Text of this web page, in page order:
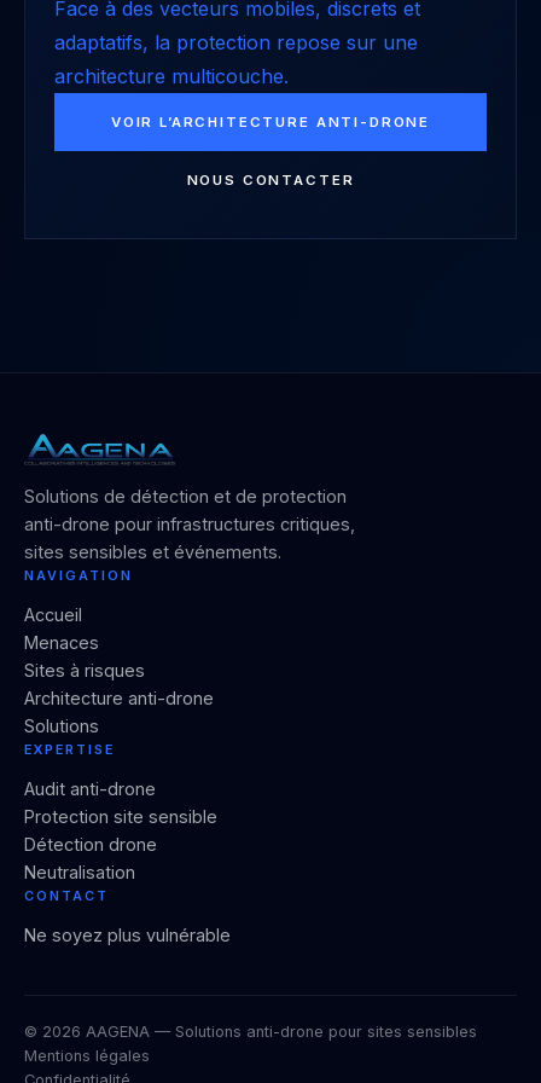
Face à des vecteurs mobiles, discrets et
adaptatifs, la protection repose sur une
architecture multicouche.
VOIR L’ARCHITECTURE ANTI-DRONE
NOUS CONTACTER
Solutions de détection et de protection
anti-drone pour infrastructures critiques,
sites sensibles et événements.
NAVIGATION
Accueil
Menaces
Sites à risques
Architecture anti-drone
Solutions
EXPERTISE
Audit anti-drone
Protection site sensible
Détection drone
Neutralisation
CONTACT
Ne soyez plus vulnérable
© 2026 AAGENA — Solutions anti-drone pour sites sensibles
Mentions légales